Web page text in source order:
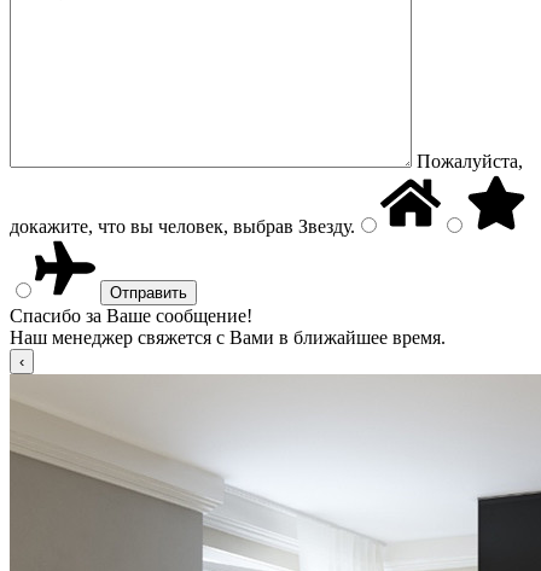
Пожалуйста,
докажите, что вы человек, выбрав Звезду.
Спасибо за Ваше сообщение!
Наш менеджер свяжется с Вами в ближайшее время.